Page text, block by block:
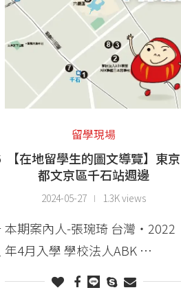
留學現場
【在地留學生的圖文導覽】東京
都文京區千石站週邊
2024-05-27 1.3K views
本期案內人-張琬琦 台灣・2022
年4月入學 學校法人ABK …